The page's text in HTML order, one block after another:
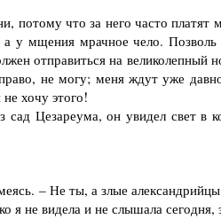
что за него часто платят
у мщения мрачное чело.
отправиться на великолепный
не могу; меня ждут уже
хочу этого!
Цезареума, он увидел свет в
– Не ты, а злые
не видела и не слышала сегодня,